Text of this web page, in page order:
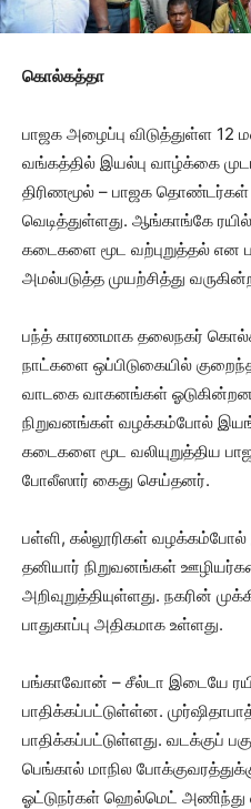
கொல்கத்தா
பாஜக அழைப்பு விடுத்துள்ள 12
வங்கத்தில் இயல்பு வாழ்க்கை
திரிணமூல் – பாஜக
வெடித்துள்ளது. ஆங்காங்கே
கடைகளை மூட வற்புறுத்தல் என
அமல்படுத்த முயற்சித்து
பந்த் காரணமாக தலைநகர்
நாட்களை ஒப்பிடுகையில்
வாடகை வாகனங்கள்
நிறுவனங்கள் வழக்கம்போல்
கடைகளை மூட வலியுறுத்திய
போலீஸார் கைது செய்தனர்.
பள்ளி, கல்லூரிகள்
தனியார் நிறுவனங்கள் ஊழியர்களை
அறிவுறுத்தியுள்ளது. நகரின்
பாதுகாப்பு அதிகமாக உள்ளது.
பங்காவோன் – சீல்டா இடையே
பாதிக்கப்பட்டுள்ள்ன.
பாதிக்கப்பட்டுள்ளது. வடக்குப்
பெங்கால் மாநில
ஓட்டுநர்கள் ஹெல்மெட்